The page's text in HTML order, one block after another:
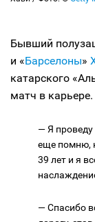
Бывший
и «Барселоны»
катарского
матч в карьере.
— Я проведу
еще помню,
39 лет и я
— Спасибо